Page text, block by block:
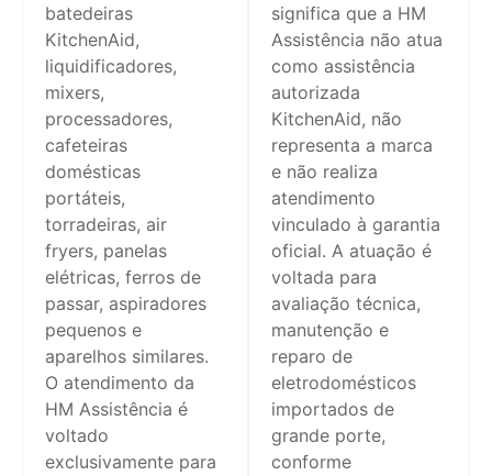
batedeiras
KitchenAid,
liquidificadores,
mixers,
processadores,
cafeteiras
domésticas
portáteis,
torradeiras, air
fryers, panelas
elétricas, ferros de
passar, aspiradores
pequenos e
aparelhos similares.
O atendimento da
HM Assistência é
voltado
exclusivamente para
significa que a HM
Assistência não atua
como assistência
autorizada
KitchenAid, não
representa a marca
e não realiza
atendimento
vinculado à garantia
oficial. A atuação é
voltada para
avaliação técnica,
manutenção e
reparo de
eletrodomésticos
importados de
grande porte,
conforme